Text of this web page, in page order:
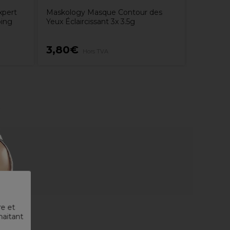
et
Maskology Masque Contour des
Yeux Éclaircissant 3x 3.5g
3,80€